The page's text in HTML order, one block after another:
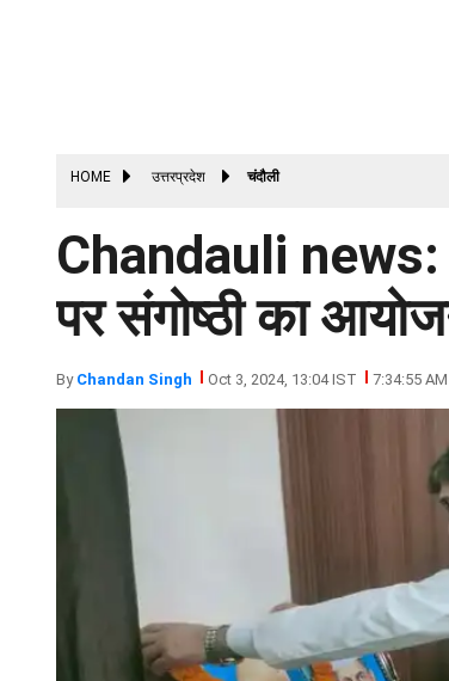
HOME उत्तरप्रदेश चंदौली
Chandauli news:
पर संगोष्ठी का
By Chandan Singh Oct 3, 2024, 13:04 IST 7:34:55 AM